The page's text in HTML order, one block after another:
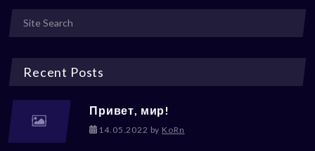
Recent Posts
Привет, мир!
14.05.2022 by KoRn